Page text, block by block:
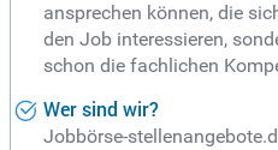
ansprechen können, die
den Job interessieren,
schon die fachlichen
Wer sind wir?
Jobbörse-